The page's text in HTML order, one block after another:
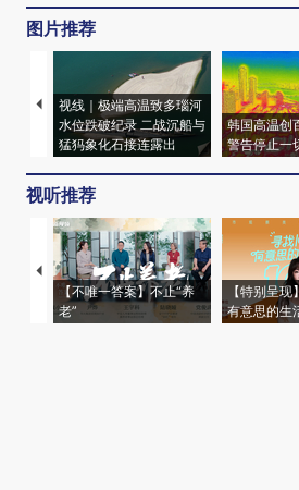
图片推荐
视线｜极端高温致多瑙河
水位跌破纪录 二战沉船与
猛犸象化石接连露出
韩国高温创
警告停止一
视听推荐
【不唯一答案】不止“养
老”
【特别呈
有意思的生